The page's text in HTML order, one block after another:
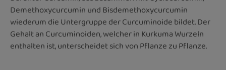
Demethoxycurcumin und Bisdemethoxycurcumin
wiederum die Untergruppe der Curcuminoide bildet. Der
Gehalt an Curcuminoiden, welcher in Kurkuma Wurzeln
enthalten ist, unterscheidet sich von Pflanze zu Pflanze.